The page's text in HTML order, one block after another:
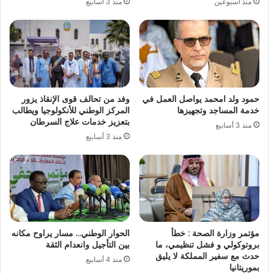
حمود ولد امحمد يواصل العمل في
خدمة المساجد وتجهيزها
منذ 3 أسابيع
وفد من تحالف قوى الإنقاذ يزور
المركز الوطني للأنكولوجيا ويطالب
بتعزيز خدمات علاج السرطان
منذ 3 أسابيع
مؤتمر وزارة الصحة : خطأ
بروتوكولي و فشل تنظيمي، ما
حدث مع سفير المملكة لا يليق
بموريتانيا
الحوار الوطني… مسار يراوح مكانه
بين التأجيل وانعدام الثقة
منذ 4 أسابيع